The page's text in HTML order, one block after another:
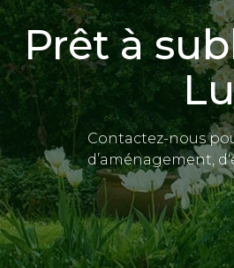
Prêt à
Contactez-nous
d’aménagement,